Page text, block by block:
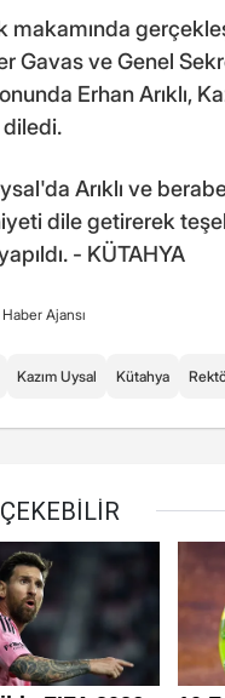
makamında
Gavas ve Genel
Erhan Arıklı,
diledi.
Arıklı ve
dile getirerek
- KÜTAHYA
Ajansı
Kazım Uysal Kütahya